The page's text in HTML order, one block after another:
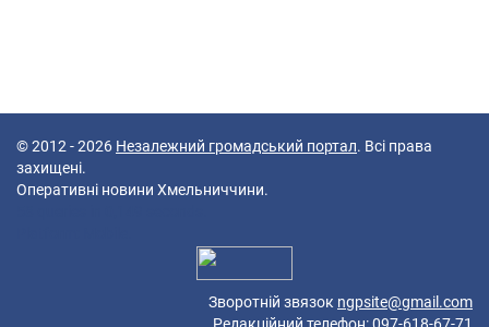
© 2012 - 2026 Незалежний громадський портал. Всі права
захищені.
Оперативні новини Хмельниччини.
Зворотній звязок ngpsite@gmail.com